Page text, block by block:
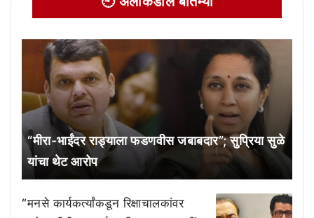
“मीरा-भाईंदर राड्याला फडणवीस जबाबदार”; सुप्रिया सुळे
यांचा थेट आरोप
“मनसे कार्यकर्त्यांकडून रिक्षाचालकांवर